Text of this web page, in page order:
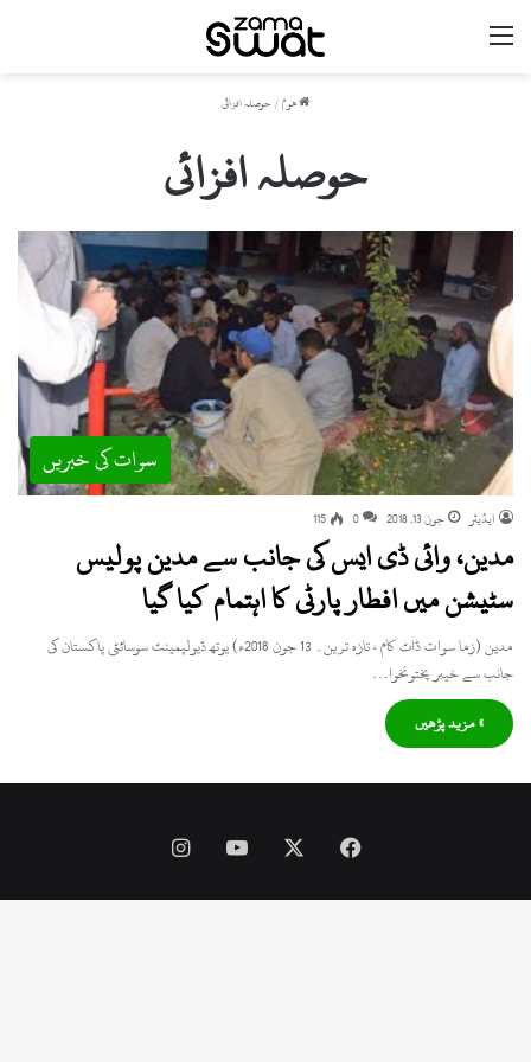
ھوم/حوصلہ افزائی
حوصلہ افزائی
سوات کی خبریں
ایڈیٹر جون 13, 2018 0
115
مدین، وائی ڈی ایس کی جانب سے مدین پولیس
سٹیشن میں افطار پارٹی کا اہتمام کیا گیا
مدین (زما سوات ڈاٹ کام ، تازہ ترین۔ 13 جون 2018ء) یوتھ ڈیولپمینٹ سوسائٹی پاکستان کی
جانب سے خیبر پختونخوا…
» مزید پڑھیں
Facebook
YouTube